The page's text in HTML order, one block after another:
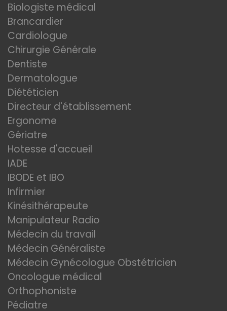
Biologiste médical
Brancardier
Cardiologue
Chirurgie Générale
Dentiste
Dermatologue
Diététicien
Directeur d'établissement
Ergonome
Gériatre
Hotesse d'accueil
IADE
IBODE et IBO
Infirmier
Kinésithérapeute
Manipulateur Radio
Médecin du travail
Médecin Généraliste
Médecin Gynécologue Obstétricien
Oncologue médical
Orthophoniste
Pédiatre